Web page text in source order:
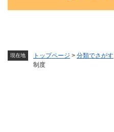
現在地 トップページ > 分類でさがす
制度